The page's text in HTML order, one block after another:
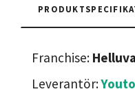
Franchise:
Leverantör: